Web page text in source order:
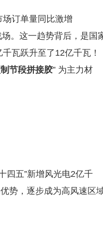
场订单量同比激增
。这一趋势背后，是国
瓦跃升至了12亿千瓦！
节段拼接胶” 为主力材
四五”新增风光电2亿千
势，逐步成为高风速区